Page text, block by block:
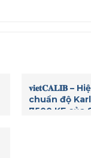
𝐯𝐢𝐞𝐭𝐂𝐀𝐋𝐈𝐁 –
chuẩn độ
7500 KF của